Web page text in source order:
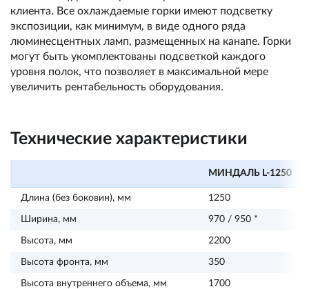
клиента. Все охлаждаемые горки имеют подсветку
экспозиции, как минимум, в виде одного ряда
люминесцентных ламп, размещенных на канапе. Горки
могут быть укомплектованы подсветкой каждого
уровня полок, что позволяет в максимальной мере
увеличить рентабельность оборудования.
Технические характеристики
МИНДАЛЬ L-1250
Длина (без боковин), мм 1250
Ширина, мм 970 / 950 *
Высота, мм 2200
Высота фронта, мм 350
Высота внутреннего объема, мм 1700